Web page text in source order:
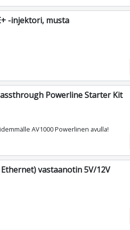
-injektori, musta
Powerline Starter Kit
AV1000 Powerlinen avulla!
vastaanotin 5V/12V